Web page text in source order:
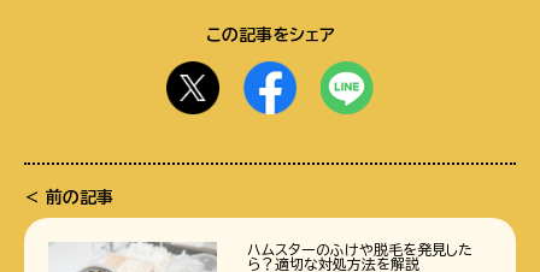
この記事をシェア
前の記事
ハムスターのふけや脱毛を発見した
ら？適切な対処方法を解説